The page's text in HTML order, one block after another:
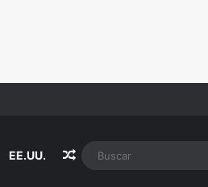
EE.UU. Random Article